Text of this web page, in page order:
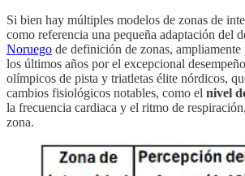
Si bien hay múltiples modelos de zonas de
como referencia una pequeña adaptación del
Noruego de definición de zonas,
los últimos años por el excepcional
olímpicos de pista y triatletas élite nórdicos,
cambios fisiológicos notables, como el nivel
la frecuencia cardiaca y el ritmo de
zona.